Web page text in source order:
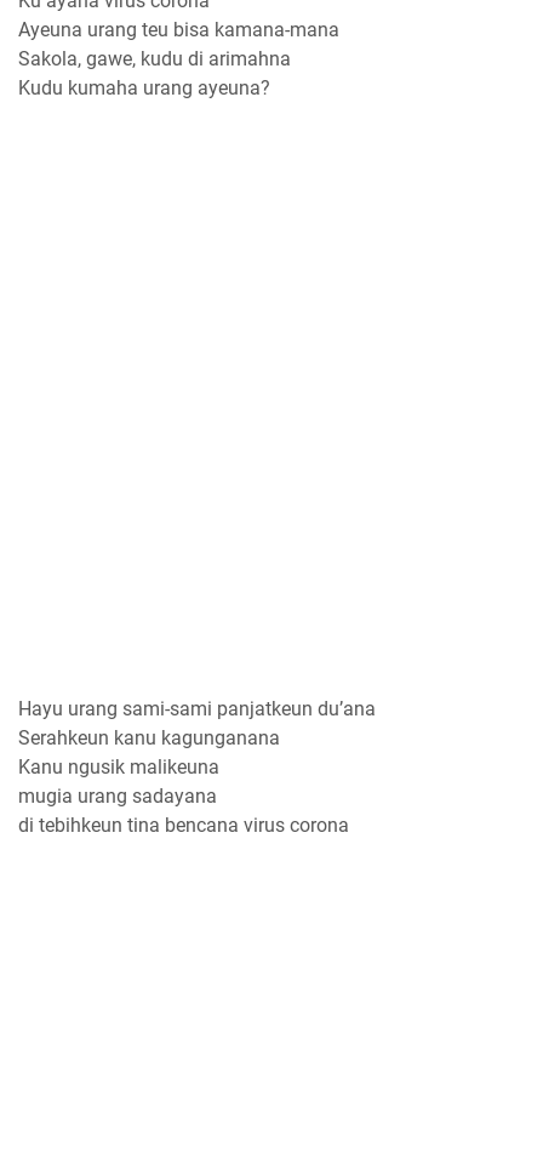
Ayeuna urang teu bisa kamana-mana
Sakola, gawe, kudu di arimahna
Kudu kumaha urang ayeuna?
Hayu urang sami-sami panjatkeun du’ana
Serahkeun kanu kagunganana
Kanu ngusik malikeuna
mugia urang sadayana
di tebihkeun tina bencana virus corona